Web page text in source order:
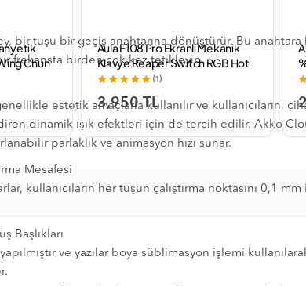
bir tuşu bir geçiş anahtarına dönüştürür. Bu
frekansta birden çok kez tetikleyin.
estetik amaçlarla kullanılır ve kullanıcıların,
dinamik ışık efektleri için de tercih edilir. Akko
parlaklık ve animasyon hızı sunar.
Mesafesi
kullanıcıların her tuşun çalıştırma noktasını 0,1
Başlıkları
ve yazılar boya süblimasyon işlemi
Chun
Hot
Aula F108 Pro Ekranlı Mekanik
Klavye Reaper Switch RGB Hot
Swap 8000mAh Makrolu
(1)
3,950 TL